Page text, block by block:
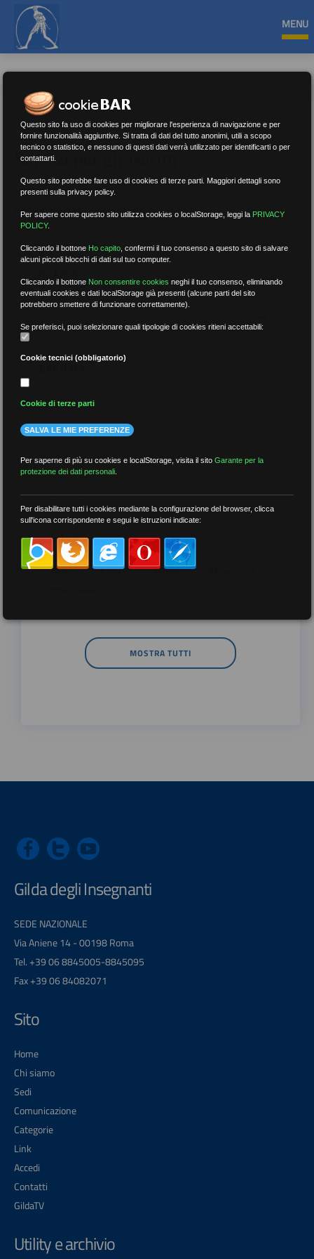
MENU
Servizi per gli iscritti
Nessun risultato.Rimuovi filtri
per data
più recenti
meno recenti
per tag
##DS ##FGU ##Gilda
MOSTRA TUTTI
Gilda degli Insegnanti
SEDE NAZIONALE
Via Aniene 14 - 00198 Roma
Tel. +39 06 8845005-8845095
Fax +39 06 84082071
Sito
Home
Chi siamo
Sedi
Comunicazione
Categorie
Link
Accedi
Contatti
GildaTV
Utility e archivio
Questo sito fa uso di cookies per migliorare l'esperienza di navigazione e per
fornire funzionalità aggiuntive. Si tratta di dati del tutto anonimi, utili a scopo
tecnico o statistico, e nessuno di questi dati verrà utilizzato per identificarti o per
contattarti.
Questo sito potrebbe fare uso di cookies di terze parti. Maggiori dettagli sono
presenti sulla privacy policy.
Per sapere come questo sito utilizza cookies o localStorage, leggi la PRIVACY
POLICY.
Cliccando il bottone Ho capito ,confermi il tuo consenso a questo sito di salvare
alcuni piccoli blocchi di dati sul tuo computer.
Cliccando il bottone Non consentire cookies neghi il tuo consenso, eliminando
eventuali cookies e dati localStorage già presenti (alcune parti del sito
potrebbero smettere di funzionare correttamente).
Se preferisci, puoi selezionare quali tipologie di cookies ritieni accettabili:
Cookie tecnici (obbligatorio)
Cookie di terze parti
SALVA LE MIE PREFERENZE
Per saperne di più su cookies e localStorage, visita il sitoGarante per la
protezione dei dati personali
Per disabilitare tutti i cookies mediante la configurazione del browser, clicca
sull'icona corrispondente e segui le istruzioni indicate: